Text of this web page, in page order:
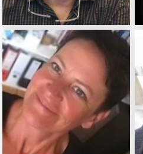
Auteur (Argentine)
Miguel Angel Diani